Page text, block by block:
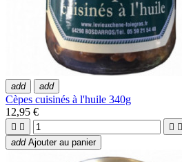
add add
Cèpes cuisinés à l'huile 340g
12,95 €
   
add Ajouter au panier